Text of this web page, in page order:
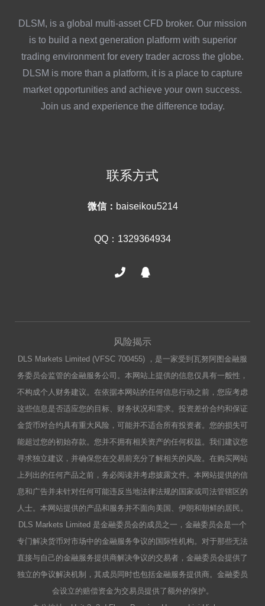
DLSM, is a global multi-asset CFD broker. Our mission
is to build a next generation platform with superior
trading environment for every trader across the globe.
DLSM is more than a platform, it is a place to capture
market opportunities and achieve your own success.
Join us and experience the difference today.
联系方式
微信： baiseikou5214
QQ：1329364934
风险揭示
DLS Markets Limited (VFSC 700455) ，是一家受到瓦努阿图金融服
务委员会监管的金融服务公司。本网站上提供的信息仅具有一般性，
不构成个人财务建议。在依据本网站的任何信息行动之前，您应考虑
这些信息是否适应您的目标、财务状况和需求。投资差价合约和保证
金货币对合约具有重大风险，可能并不适合所有投资者。您的损失可
能超过您的初始存款。您并不拥有相关资产的任何权益。我们建议您
寻求独立建议，并确保您在交易前充分了解相关的风险。在购买网站
上列出的任何产品之前，务必阅读并考虑披露文件。本网站提供的信
息和广告并未针对任何可能违反当地法律法规的国家或司法管辖区的
人士。本网站提供的产品和服务并不面向美国、伊朗和朝鲜的居民。
DLS Markets Limited 是金融委员会的成员之一，金融委员会是一个
专门解决货币对市场中的金融服务争议的国际性机构。对于那些无法
直接与自己的金融服务提供商解决争议的交易者，金融委员会提供了
独立的争议解决机制，其成员同时也包括金融服务提供商。金融委员
会设立的赔偿资金为交易员提供了额外的保护。